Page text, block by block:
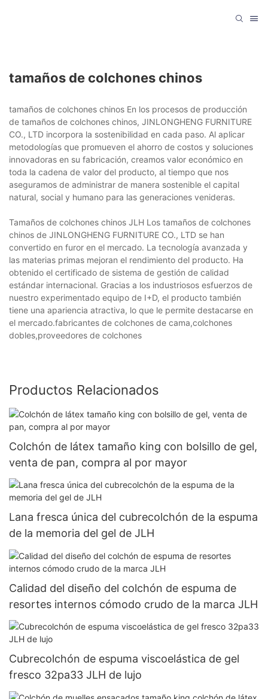
tamaños de colchones chinos
tamaños de colchones chinos En los procesos de producción
de tamaños de colchones chinos, JINLONGHENG FURNITURE
CO., LTD incorpora la sostenibilidad en cada paso. Al aplicar
metodologías que promueven el ahorro de costos y soluciones
innovadoras en su fabricación, creamos valor económico en
toda la cadena de valor del producto, al tiempo que nos
aseguramos de administrar de manera sostenible el capital
natural, social y humano para las generaciones venideras.
Tamaños de colchones chinos JLH Los tamaños de colchones
chinos de JINLONGHENG FURNITURE CO., LTD se han
convertido en furor en el mercado. La tecnología avanzada y
las materias primas mejoran el rendimiento del producto. Ha
obtenido el certificado de sistema de gestión de calidad
estándar internacional. Gracias a los industriosos esfuerzos de
nuestro experimentado equipo de I+D, el producto también
tiene una apariencia atractiva, lo que le permite destacarse en
el mercado.fabricantes de colchones de cama,colchones
dobles,proveedores de colchones
Productos Relacionados
Colchón de látex tamaño king con bolsillo de gel,
venta de pan, compra al por mayor
Lana fresca única del cubrecolchón de la espuma
de la memoria del gel de JLH
Calidad del diseño del colchón de espuma de
resortes internos cómodo crudo de la marca JLH
Cubrecolchón de espuma viscoelástica de gel
fresco 32pa33 JLH de lujo